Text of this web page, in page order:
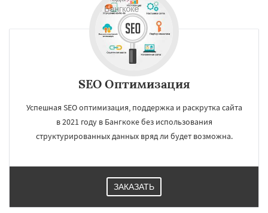
SEO Оптимизация
Успешная SEO оптимизация, поддержка и раскрутка сайта
в 2021 году в Бангкоке без использования
структурированных данных вряд ли будет возможна.
ЗАКАЗАТЬ